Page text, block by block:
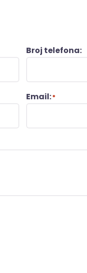
Broj telefona:
Email:*